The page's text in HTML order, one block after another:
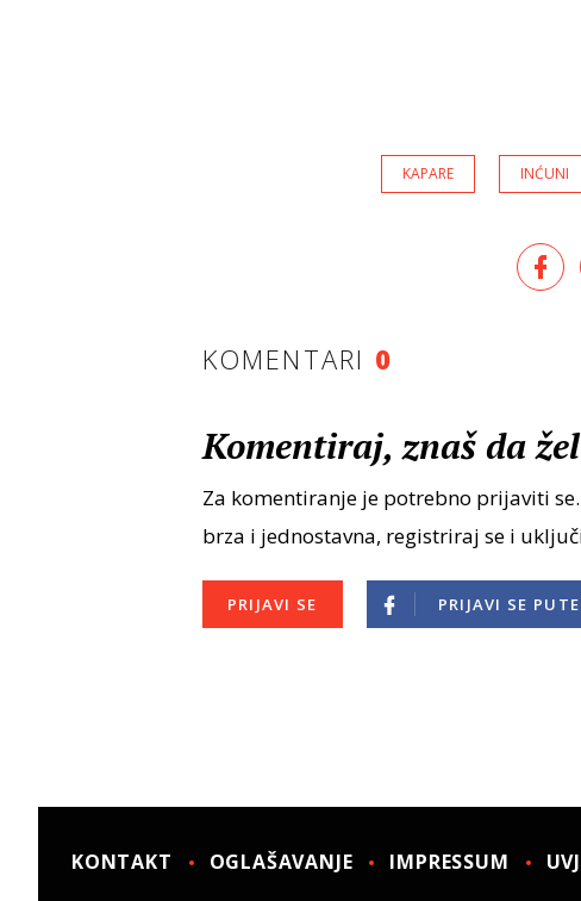
KAPARE INĆUNI
KOMENTARI 0
Komentiraj, znaš da
Za komentiranje je potrebno prijaviti
brza i jednostavna, registriraj se i
PRIJAVI SE PRIJAVI SE
KONTAKT OGLAŠAVANJE IMPRESSUM